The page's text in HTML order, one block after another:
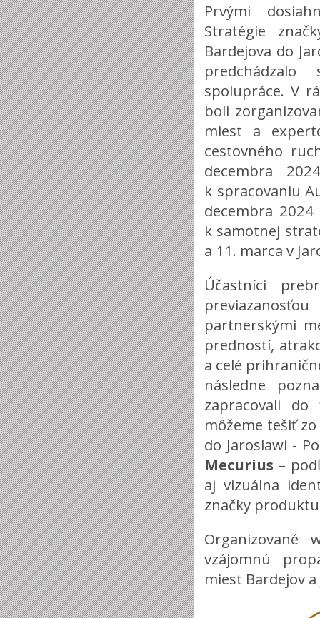
Prvými
Stratégie
Bardejova do
spolupráce. V
boli
miest a
cestovného
decembra
k spracovaniu
decembra
k samotnej
a 11. marca v
Účastníci
partnerskými
predností,
a celé
následne
zapracovali
môžeme tešiť
do Jaroslawi -
Mecurius –
aj vizuálna
značky
Organizované
vzájomnú
miest Bardejov a